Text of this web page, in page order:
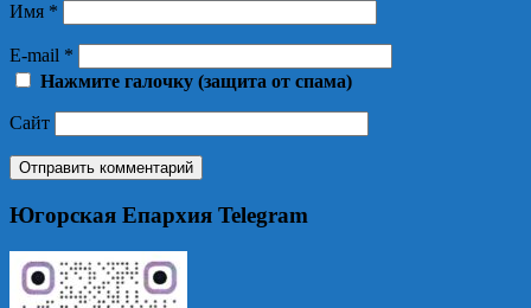
Имя *
E-mail *
Нажмите галочку (защита от спама)
Сайт
Югорская Епархия Telegram